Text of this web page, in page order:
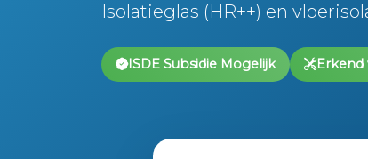
Isolatieglas (HR++) en
ISDE Subsidie Mogelijk Erkend